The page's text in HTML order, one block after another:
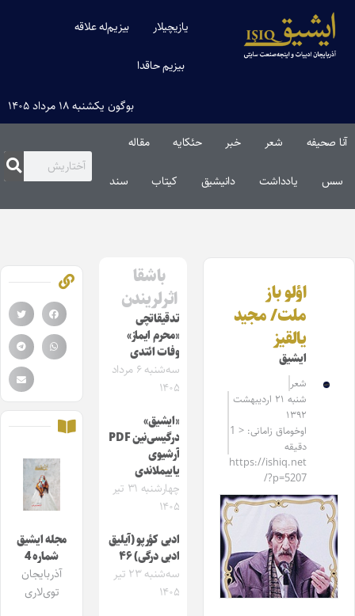
یازیچیلار بیزیم‌له علاقه
بیزیم حاقدا
بوگون یکشنبه ۱۸ مرداد ۱۴۰۵
آنا صحیفه شعر خبر حئکایه مقاله‌
سس یادداشت دانیشیق کیتاب سند
اؤلو باز
ملت/ مجید
یالقیز
ایشیق
شعر
شنبه ۲۱ اردیبهشت
۱۳۹۲
اوخوماق زامانی: < 1
دقیقه
https://ishiq.net
/?p=5207
باشقا
اثرلریندن
تدقیقاتچی
«محرم ایماز»
وفات ائتدی
سه‌شنبه ۶ مرداد
۱۴۰۵
«ایشیق»
درگیسی‌نین PDF
آرشیوی
یاییملاندی
چهارشنبه ۳۱ تیر
۱۴۰۵
ادبی کؤرپو (آیلیق
ادبی درگی) ۴۶
سه‌شنبه ۲۳ تیر
۱۴۰۵
مجله ایشیق
شماره 4
آذربایجان
توی‌لاری